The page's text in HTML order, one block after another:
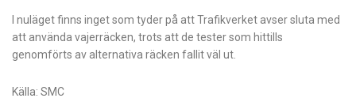
I nuläget finns inget som tyder på att Trafikverket avser sluta med
att använda vajerräcken, trots att de tester som hittills
genomförts av alternativa räcken fallit väl ut.
Källa: SMC